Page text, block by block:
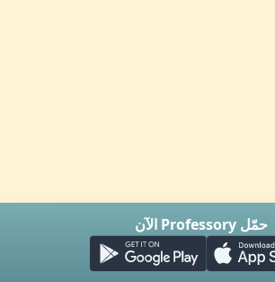
حمّل Professory الآن